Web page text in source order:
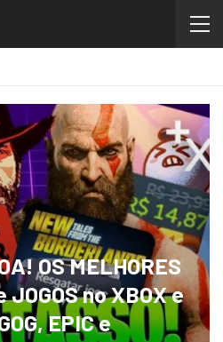
OS MELHORES
JOGOS no XBOX e
EPIC e